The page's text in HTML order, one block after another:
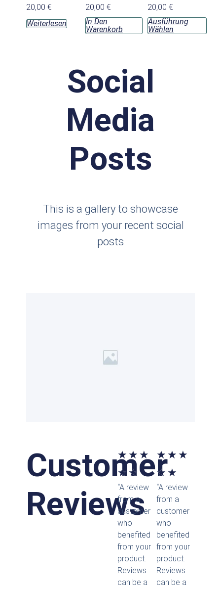
20,00 €
Weiterlesen
20,00 €
In Den
Warenkorb
20,00 €
Ausführung
Wählen
Social
Media
Posts
This is a gallery to showcase
images from your recent social
posts
Customer
Reviews
★ ★ ★
★ ★
Bewertet
mit
5
von
“A review
from a
customer
who
benefited
from your
product.
Reviews
can be a
★ ★ ★
★ ★
Bewertet
5
von
“A review
from a
customer
who
benefited
from your
product.
Reviews
can be a